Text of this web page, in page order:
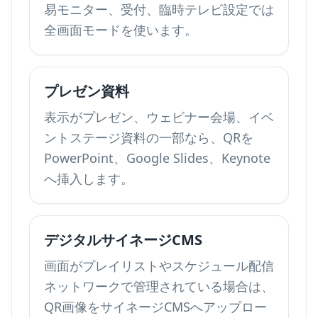
易モニター、受付、臨時テレビ設定では
全画面モードを使います。
プレゼン資料
表示がプレゼン、ウェビナー会場、イベ
ントステージ資料の一部なら、QRを
PowerPoint、Google Slides、Keynote
へ挿入します。
デジタルサイネージCMS
画面がプレイリストやスケジュール配信
ネットワークで管理されている場合は、
QR画像をサイネージCMSへアップロー